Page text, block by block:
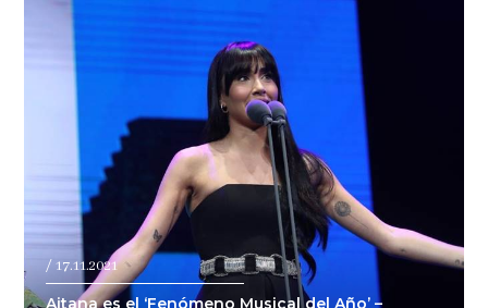
/ 17.11.2021
Aitana es el ‘Fenómeno Musical del Año’ –